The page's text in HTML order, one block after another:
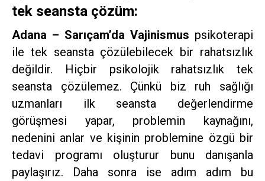
tek seansta çözüm:
Adana – Sarıçam’da Vajinismus psikoterapi
ile tek seansta çözülebilecek bir rahatsızlık
değildir. Hiçbir psikolojik rahatsızlık tek
seansta çözülemez. Çünkü biz ruh sağlığı
uzmanları ilk seansta değerlendirme
görüşmesi yapar, problemin kaynağını,
nedenini anlar ve kişinin problemine özgü bir
tedavi programı oluşturur bunu danışanla
paylaşırız. Daha sonra ise adım adım bu